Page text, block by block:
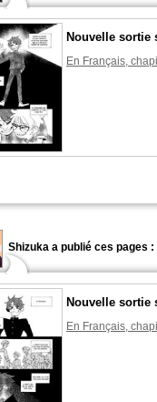
Nouvelle sortie
En Français,
Shizuka a publié ces pages :
Nouvelle sortie
En Français,